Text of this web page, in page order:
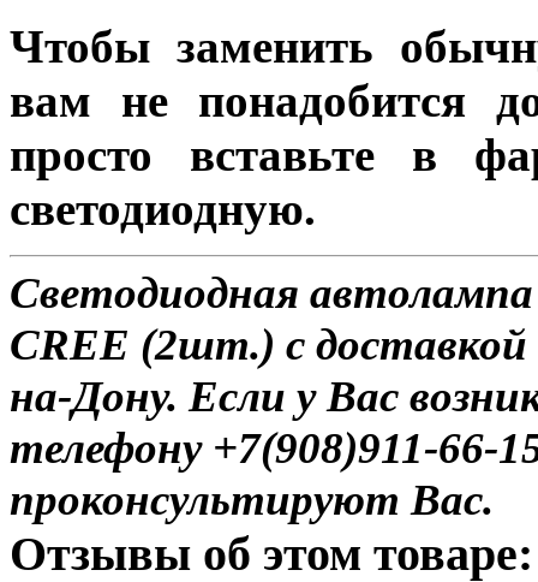
Чтобы заменить
вам не понадобится
просто вставьте в
светодиодную.
Светодиодная
CREE (2шт.) с доставкой
на-Дону. Если у Вас
телефону +7(908)911-
проконсультируют Вас.
Отзывы об этом товаре: